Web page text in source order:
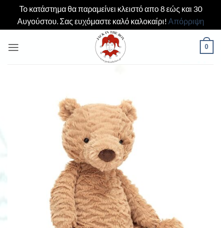
Το κατάστημα θα παραμείνει κλειστό απο 8 εώς και 30
Αυγούστου. Σας ευχόμαστε καλό καλοκαίρι! Απόρριψη
στο
0